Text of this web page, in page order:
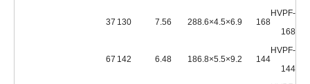
HVPF-
168
168
6.9×4.5×8.6
28
7.56
130
37
HVPF-
144
144
9.2×5.5×6.8
18
6.48
142
67